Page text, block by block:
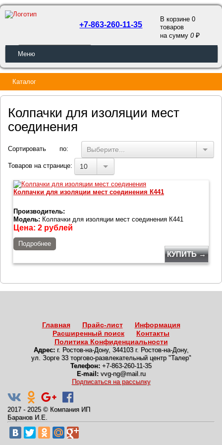
ОБРАТНЫЙ ЗВОНОК
+7-863-260-11-35
В корзине 0
товаров
на сумму0
Меню
Каталог
Колпачки для изоляции мест
соединения
Сортировать по: Выберите...
Товаров на странице: 10
Колпачки для изоляции мест соединения К441
Производитель:
Модель: Колпачки для изоляции мест соединения К441
Цена: 2 рублей
Подробнее
КУПИТЬ →
Главная Прайс-лист
Информация
Расширенный поиск
Контакты
Политика Конфиденциальности
Адрес: г. Ростов-на-Дону, 344103 г. Ростов-на-Дону,
ул. Зорге 33 торгово-развлекательный центр "Талер"
Телефон: +7-863-260-11-35
E-mail: vvg-ng@mail.ru
Подписаться на рассылку
2017 - 2025 © Компания ИП
Баранов И.Е.